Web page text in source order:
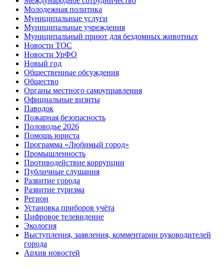
Молодежная политика
Муниципальные услуги
Муниципальные учреждения
Муниципальный приют для бездомных животных
Новости ТОС
Новости УрФО
Новый год
Общественные обсуждения
Общество
Органы местного самоуправления
Официальные визиты
Паводок
Пожарная безопасность
Половодье 2026
Помощь юриста
Программа «Любимый город»
Промышленность
Противодействие коррупции
Публичные слушания
Развитие города
Развитие туризма
Регион
Установка приборов учёта
Цифровое телевидение
Экология
Выступления, заявления, комментарии руководителей
города
Архив новостей